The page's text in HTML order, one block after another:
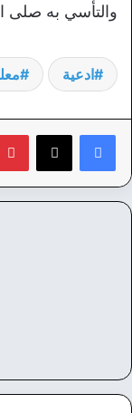
والتأسي به صلى
ادعية